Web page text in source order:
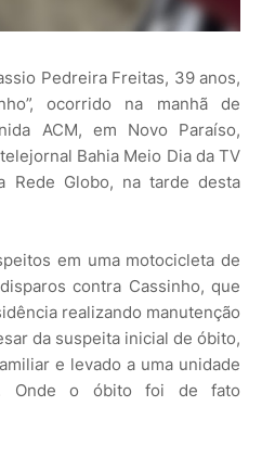
Pedreira Freitas, 39 anos,
ocorrido na manhã de
ACM, em Novo Paraíso,
Bahia Meio Dia da TV
Rede Globo, na tarde desta
em uma motocicleta de
contra Cassinho, que
realizando manutenção
da suspeita inicial de óbito,
e levado a uma unidade
Onde o óbito foi de fato